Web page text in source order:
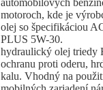
automobilových
motoroch, kde je
olej so špecifikáciou
PLUS 5W-30.
hydraulický olej triedy
ochranu proti oderu,
kalu. Vhodný na